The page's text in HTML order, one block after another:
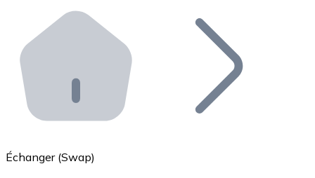
Distributeurs automatiques Bitnovo
Intégrez un ATM Bitnovo dans votre entreprise et
API Bitnovo
Intégrez notre API dans votre écosystème.
Rejoignez notre réseau de distributeurs et
Échanger (Swap)